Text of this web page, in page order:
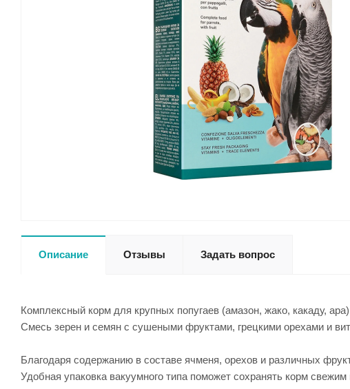
Описание Отзывы Задать вопрос
Комплексный корм для крупных попугаев (амазон, жако, какаду, ара)
Смесь зерен и семян с сушеными фруктами, грецкими орехами и
Благодаря содержанию в составе ячменя, орехов и различных
Удобная упаковка вакуумного типа поможет сохранять корм